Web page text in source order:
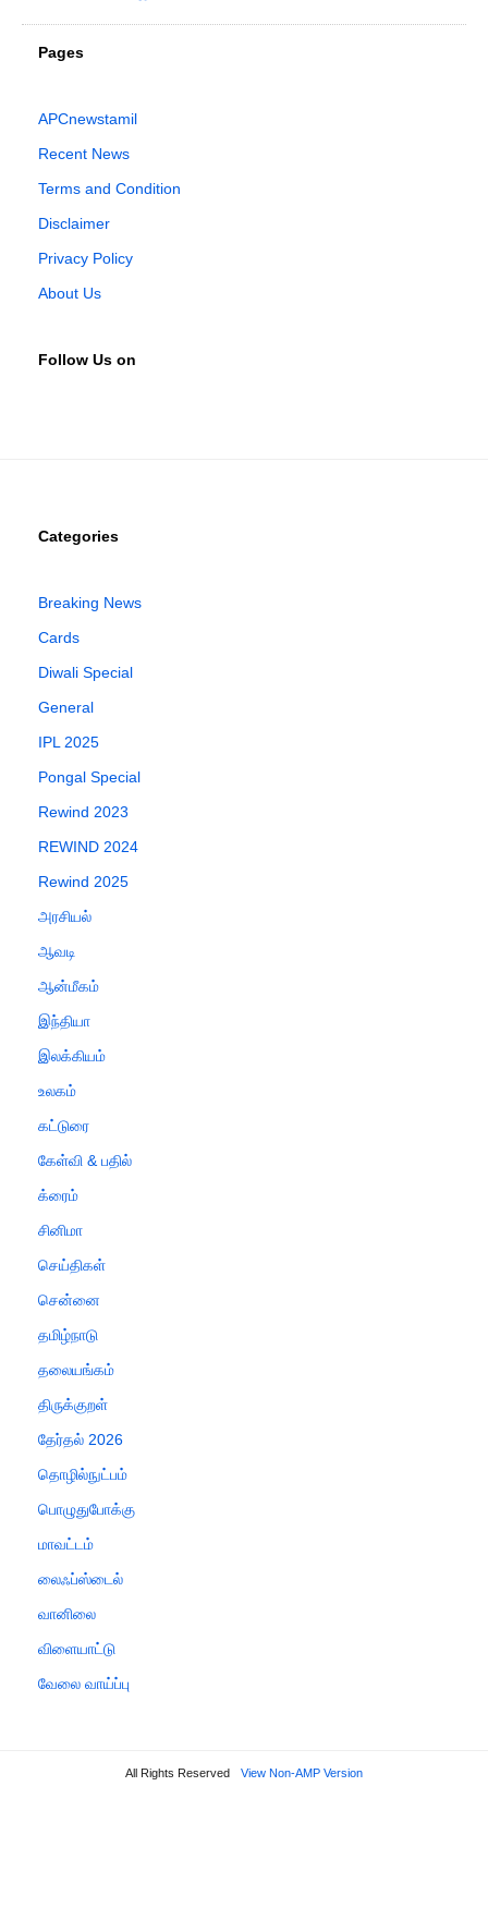
Pages
APCnewstamil
Recent News
Terms and Condition
Disclaimer
Privacy Policy
About Us
Follow Us on
Categories
Breaking News
Cards
Diwali Special
General
IPL 2025
Pongal Special
Rewind 2023
REWIND 2024
Rewind 2025
அரசியல்
ஆவடி
ஆன்மீகம்
இந்தியா
இலக்கியம்
உலகம்
கட்டுரை
கேள்வி & பதில்
க்ரைம்
சினிமா
செய்திகள்
சென்னை
தமிழ்நாடு
தலையங்கம்
திருக்குறள்
தேர்தல் 2026
தொழில்நுட்பம்
பொழுதுபோக்கு
மாவட்டம்
லைஃப்ஸ்டைல்
வானிலை
விளையாட்டு
வேலை வாய்ப்பு
All Rights Reserved View Non-AMP Version